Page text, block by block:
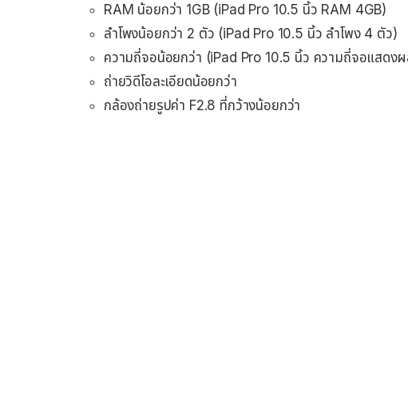
RAM น้อยกว่า 1GB (iPad Pro 10.5 นิ้ว RAM 4GB)
ลำโพงน้อยกว่า 2 ตัว (iPad Pro 10.5 นิ้ว ลำโพง 4 ตัว)
ความถี่จอน้อยกว่า (iPad Pro 10.5 นิ้ว ความถี่จอแสดง
ถ่ายวิดีโอละเอียดน้อยกว่า
กล้องถ่ายรูปค่า F2.8 ที่กว้างน้อยกว่า